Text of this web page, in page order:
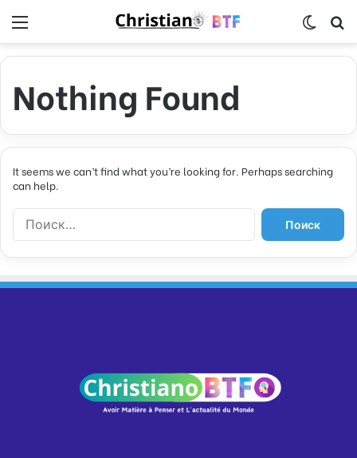
Nothing Found
It seems we can’t find what you’re looking for. Perhaps searching
can help.
Н
и